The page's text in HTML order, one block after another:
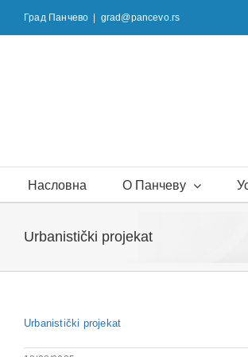
content
Град Панчево grad@pancevo.rs
Насловна О Панчеву
Urbanistički projekat
Urbanistički projekat